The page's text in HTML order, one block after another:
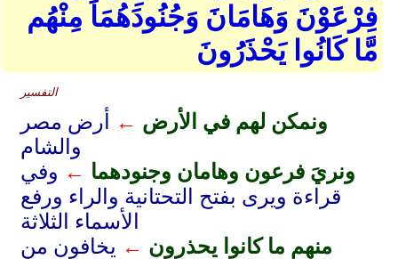
فِرْعَوْنَ وَهَامَانَ وَجُنُودَهُمَا مِنْهُم
مَّا كَانُوا يَحْذَرُونَ
التفسير
ونمكن لهم في الأرض ←
أرض مصر
والشام
ونريَ فرعون وهامان وجنودهما ← وفي
قراءة ويرى بفتح التحتانية والراء ورفع
الأسماء الثلاثة
منهم ما كانوا يحذرون ← يخافون من